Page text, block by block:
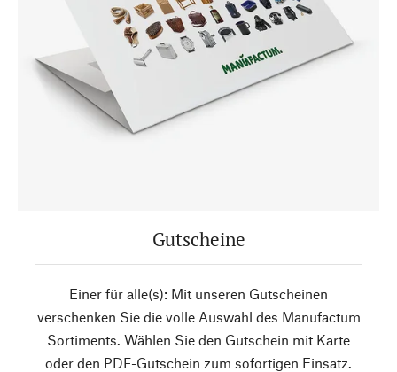
Gutscheine
Einer für alle(s): Mit unseren Gutscheinen
verschenken Sie die volle Auswahl des Manufactum
Sortiments. Wählen Sie den Gutschein mit Karte
oder den PDF-Gutschein zum sofortigen Einsatz.